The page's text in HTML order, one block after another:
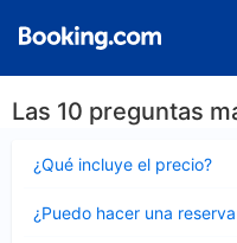
Las 10 preguntas
¿Qué incluye el precio?
cerrado
¿Puedo hacer una
cerrado